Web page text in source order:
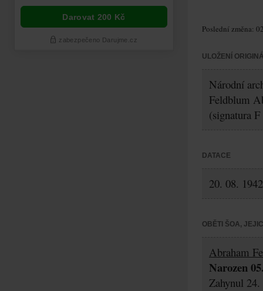
Poslední změna:
ULOŽENÍ
Národní
Feldblum
(signatura
DATACE
20. 08. 1942
OBĚTI ŠOA,
Abraham
Narozen
Zahynul